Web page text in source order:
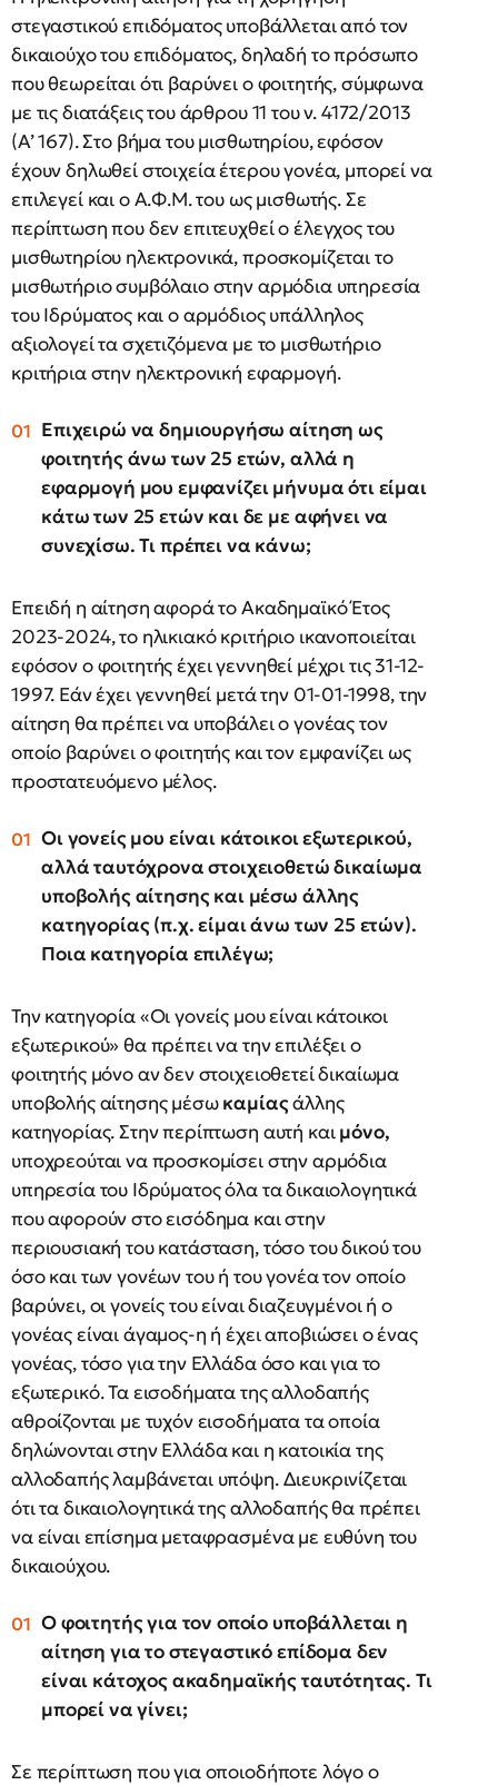
στεγαστικού επιδόματος υποβάλλεται από τον
δικαιούχο του επιδόματος, δηλαδή το πρόσωπο
που θεωρείται ότι βαρύνει ο φοιτητής, σύμφωνα
με τις διατάξεις του άρθρου 11 του ν. 4172/2013
(Α’ 167). Στο βήμα του μισθωτηρίου, εφόσον
έχουν δηλωθεί στοιχεία έτερου γονέα, μπορεί να
επιλεγεί και ο Α.Φ.Μ. του ως μισθωτής. Σε
περίπτωση που δεν επιτευχθεί ο έλεγχος του
μισθωτηρίου ηλεκτρονικά, προσκομίζεται το
μισθωτήριο συμβόλαιο στην αρμόδια υπηρεσία
του Ιδρύματος και ο αρμόδιος υπάλληλος
αξιολογεί τα σχετιζόμενα με το μισθωτήριο
κριτήρια στην ηλεκτρονική εφαρμογή.
Επιχειρώ να δημιουργήσω αίτηση ως
φοιτητής άνω των 25 ετών, αλλά η
εφαρμογή μου εμφανίζει μήνυμα ότι είμαι
κάτω των 25 ετών και δε με αφήνει να
συνεχίσω. Τι πρέπει να κάνω;
Επειδή η αίτηση αφορά το Ακαδημαϊκό Έτος
2023-2024, το ηλικιακό κριτήριο ικανοποιείται
εφόσον ο φοιτητής έχει γεννηθεί μέχρι τις 31-12-
1997. Εάν έχει γεννηθεί μετά την 01-01-1998, την
αίτηση θα πρέπει να υποβάλει ο γονέας τον
οποίο βαρύνει ο φοιτητής και τον εμφανίζει ως
προστατευόμενο μέλος.
Οι γονείς μου είναι κάτοικοι εξωτερικού,
αλλά ταυτόχρονα στοιχειοθετώ δικαίωμα
υποβολής αίτησης και μέσω άλλης
κατηγορίας (π.χ. είμαι άνω των 25 ετών).
Ποια κατηγορία επιλέγω;
Την κατηγορία «Οι γονείς μου είναι κάτοικοι
εξωτερικού» θα πρέπει να την επιλέξει ο
φοιτητής μόνο αν δεν στοιχειοθετεί δικαίωμα
υποβολής αίτησης μέσωκαμίαςάλλης
κατηγορίας. Στην περίπτωση αυτή καιμόνο,
υποχρεούται να προσκομίσει στην αρμόδια
υπηρεσία του Ιδρύματος όλα τα δικαιολογητικά
που αφορούν στο εισόδημα και στην
περιουσιακή του κατάσταση, τόσο του δικού του
όσο και των γονέων του ή του γονέα τον οποίο
βαρύνει, οι γονείς του είναι διαζευγμένοι ή ο
γονέας είναι άγαμος-η ή έχει αποβιώσει ο ένας
γονέας, τόσο για την Ελλάδα όσο και για το
εξωτερικό. Τα εισοδήματα της αλλοδαπής
αθροίζονται με τυχόν εισοδήματα τα οποία
δηλώνονται στην Ελλάδα και η κατοικία της
αλλοδαπής λαμβάνεται υπόψη. Διευκρινίζεται
ότι τα δικαιολογητικά της αλλοδαπής θα πρέπει
να είναι επίσημα μεταφρασμένα με ευθύνη του
δικαιούχου.
Ο φοιτητής για τον οποίο υποβάλλεται η
αίτηση για το στεγαστικό επίδομα δεν
είναι κάτοχος ακαδημαϊκής ταυτότητας. Τι
μπορεί να γίνει;
Σε περίπτωση που για οποιοδήποτε λόγο o